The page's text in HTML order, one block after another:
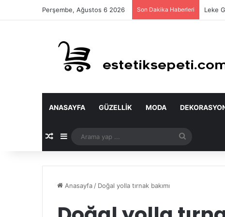
Perşembe, Ağustos 6 2026 Son Dakika Haberleri Leke
ANASAYFA GÜZELLIK MODA
Rastgele Makale
Kenar Bölmesi
yap
Anasayfa / Doğal yolla tırnak bakımı